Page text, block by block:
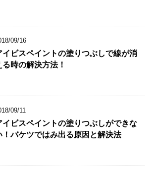
09/16
イビスペイントの塗りつぶしで線が消
る時の解決方法！
09/11
イビスペイントの塗りつぶしができな
！バケツではみ出る原因と解決法